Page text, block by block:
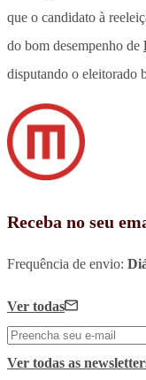
que o candidato à
do bom desempenho de
disputando o eleitorado
Receba no seu
Frequência de envio:
Ver todas
Ver todas as